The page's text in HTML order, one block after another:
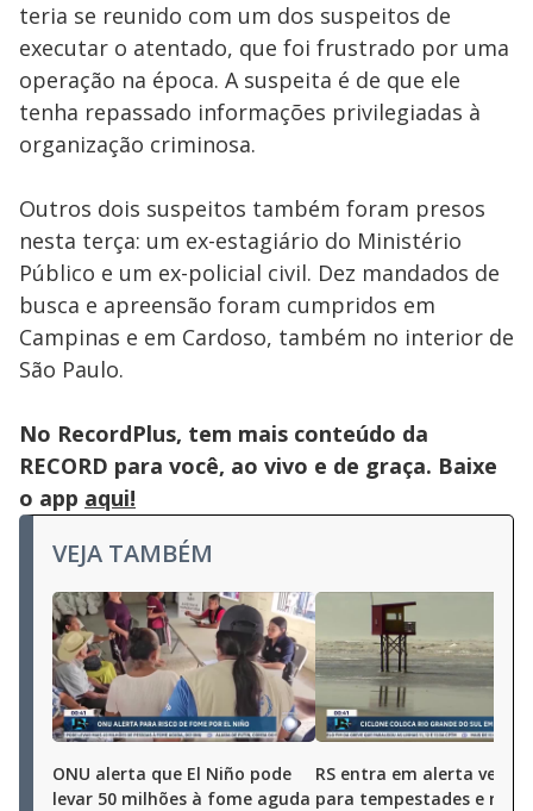
teria se reunido com um dos suspeitos de
executar o atentado, que foi frustrado por uma
operação na época. A suspeita é de que ele
tenha repassado informações privilegiadas à
organização criminosa.
Outros dois suspeitos também foram presos
nesta terça: um ex-estagiário do Ministério
Público e um ex-policial civil. Dez mandados de
busca e apreensão foram cumpridos em
Campinas e em Cardoso, também no interior de
São Paulo.
No RecordPlus, tem mais conteúdo da
RECORD para você, ao vivo e de graça. Baixe
o app aqui!
VEJA TAMBÉM
ONU alerta que El Niño pode
levar 50 milhões à fome aguda
RS entra em alerta
para tempestades e risco